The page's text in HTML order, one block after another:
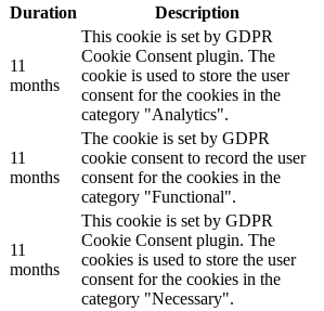
Duration Description
11
months
This cookie is set by GDPR
Cookie Consent plugin. The
cookie is used to store the user
consent for the cookies in the
category "Analytics".
11
months
The cookie is set by GDPR
cookie consent to record the user
consent for the cookies in the
category "Functional".
11
months
This cookie is set by GDPR
Cookie Consent plugin. The
cookies is used to store the user
consent for the cookies in the
category "Necessary".